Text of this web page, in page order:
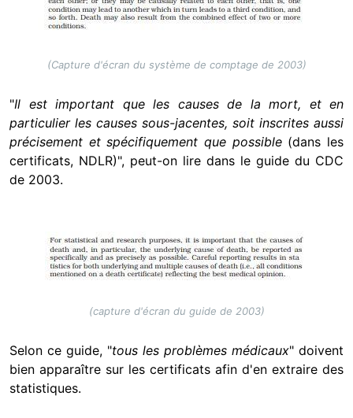
(Capture d'écran du système de comptage de 2003)
"Il est important que les causes de la mort, et en
particulier les causes sous-jacentes, soit inscrites aussi
précisement et spécifiquement que possible(dans les
certificats, NDLR)", peut-on lire dans le guide du CDC
de 2003.
(capture d'écran du guide de 2003)
Selon ce guide, "tous les problèmes médicaux" doivent
bien apparaître sur les certificats afin d'en extraire des
statistiques.